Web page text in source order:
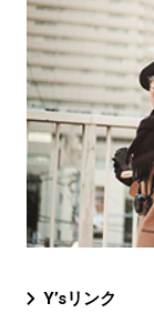
Y’sリンク